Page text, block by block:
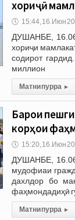
хориҷӣ
🕔 15:44, 16.Июн
ДУШАНБЕ,
хориҷи
содирот
миллион
Матни пурра ▸
Барои
корҳои
🕔 15:20, 16.Июн
ДУШАНБЕ,
мудофиаи
дахлдор бо
фаҳмондадиҳӣ
Матни пурра ▸